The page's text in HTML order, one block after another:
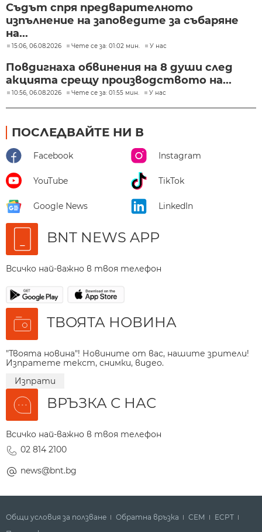
Съдът спря предварителното
изпълнение на заповедите за събаряне
на...
15:06, 06.08.2026 Чете се за: 01:02 мин. У нас
Повдигнаха обвинения на 8 души след
акцията срещу производството на...
10:56, 06.08.2026 Чете се за: 01:55 мин. У нас
ПОСЛЕДВАЙТЕ НИ В
Facebook Instagram
YouTube TikTok
Google News LinkedIn
BNT NEWS APP
Всичко най-важно в твоя телефон
ТВОЯТА НОВИНА
"Твоята новина"! Новините от вас, нашите зрители!
Изпратете текст, снимки, видео.
Изпрати
ВРЪЗКА С НАС
Всичко най-важно в твоя телефон
02 814 2100
news@bnt.bg
Общи условия за ползване Обратна връзка СЕМ
ECPT